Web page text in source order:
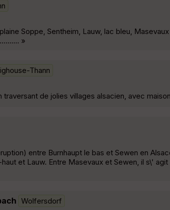
Soppe, Sentheim, Lauw, lac bleu,
»
Thann
de jolies villages alsacien, avec
entre Burnhaupt le bas et Sewen en
et Lauw. Entre Masevaux et Sewen, il s\'
Wolfersdorf